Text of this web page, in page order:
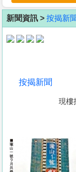
客
地
產
置
業
新聞資訊 > 按揭新
按揭新聞
現樓